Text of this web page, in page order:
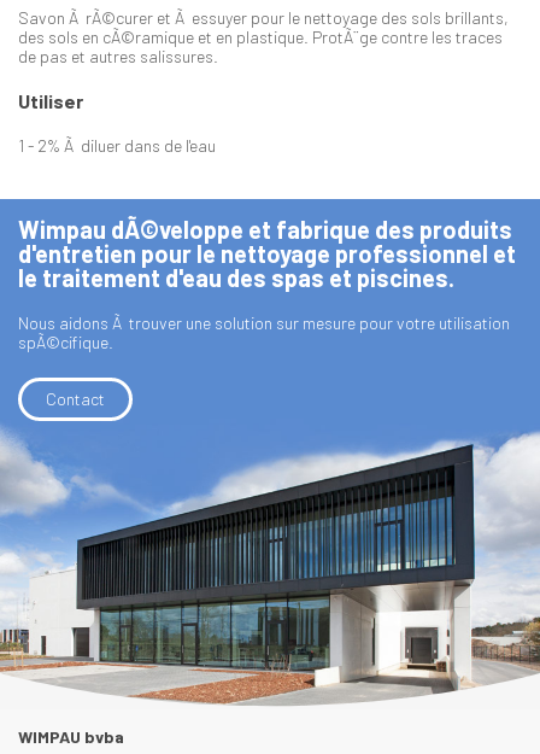
Savon Ã rÃ©curer et Ã essuyer pour le nettoyage des sols brillants,
des sols en cÃ©ramique et en plastique. ProtÃ¨ge contre les traces
de pas et autres salissures.
Utiliser
1 - 2% Ã diluer dans de l'eau
Wimpau dÃ©veloppe et fabrique des produits
d'entretien pour le nettoyage professionnel et
le traitement d'eau des spas et piscines.
Nous aidons Ã trouver une solution sur mesure pour votre utilisation
spÃ©cifique.
Contact
WIMPAU bvba